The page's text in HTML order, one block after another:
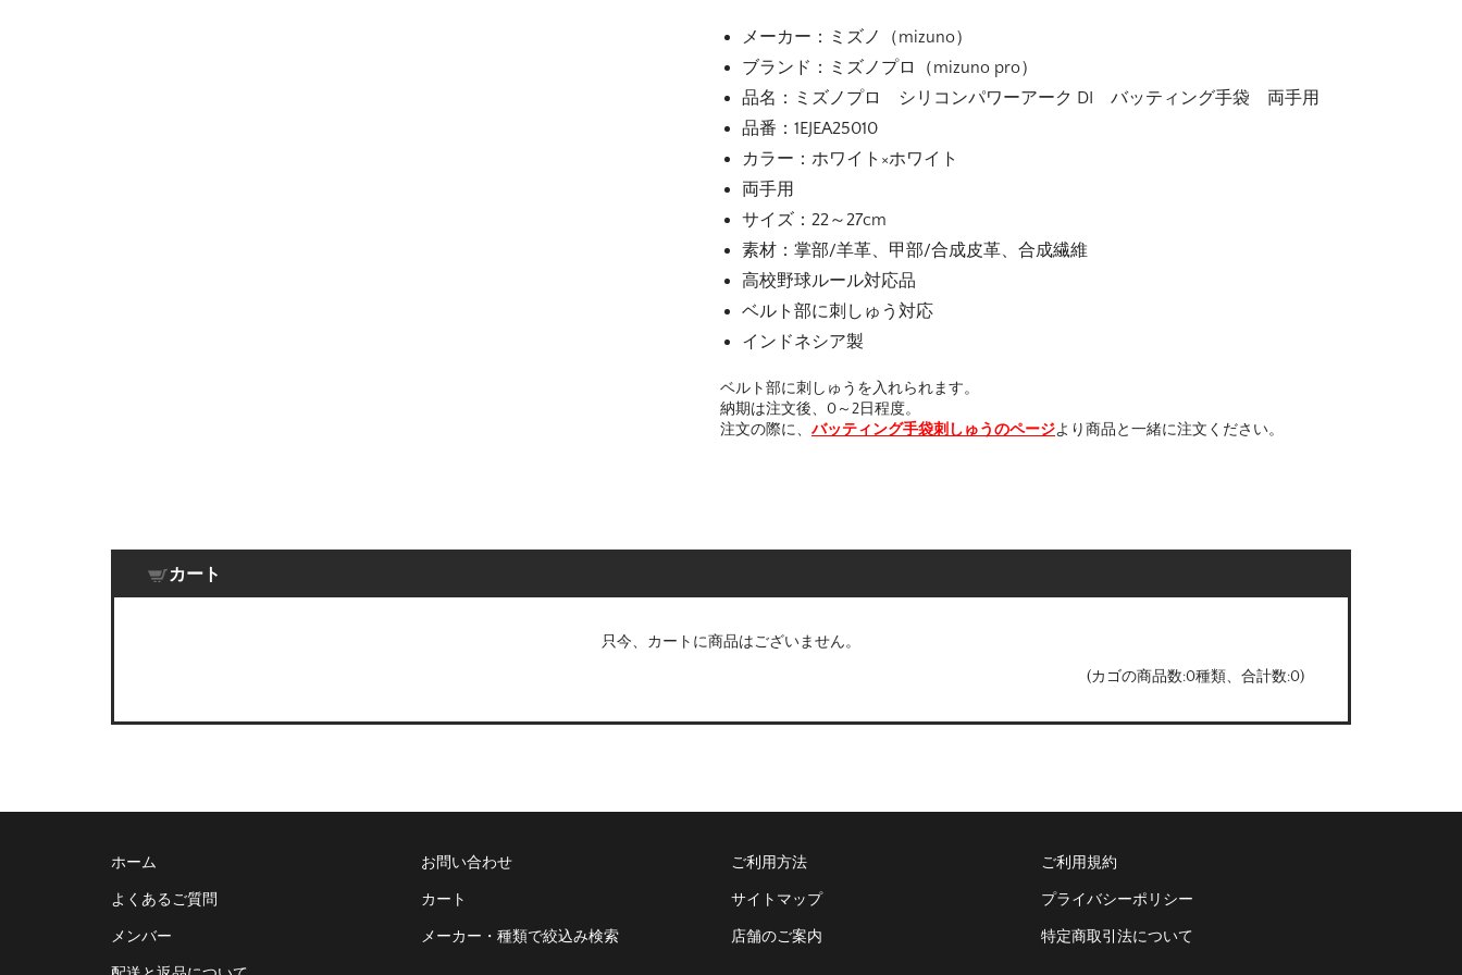
メーカー：ミズノ（mizuno）
ブランド：ミズノプロ（mizuno pro）
品名：ミズノプロ シリコンパワーアーク DI バッティング手袋 両手用
品番：1EJEA25010
カラー：ホワイト×ホワイト
両手用
サイズ：22～27cm
素材：掌部/羊革、甲部/合成皮革、合成繊維
高校野球ルール対応品
ベルト部に刺しゅう対応
インドネシア製
ベルト部に刺しゅうを入れられます。
納期は注文後、0～2日程度。
注文の際に、 バッティング手袋刺しゅうのページより商品と一緒に注文ください。
カート
只今、カートに商品はございません。
(カゴの商品数:0種類、合計数:0)
ホーム お問い合わせ ご利用方法 ご利用規約
よくあるご質問 カート サイトマップ プライバシーポリシー
メンバー メーカー・種類で絞込み検索 店舗のご案内 特定商取引法について